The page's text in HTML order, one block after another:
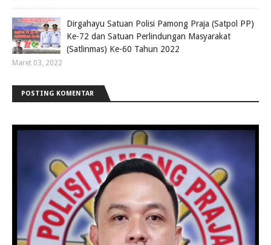
Dirgahayu Satuan Polisi Pamong Praja (Satpol PP)
Ke-72 dan Satuan Perlindungan Masyarakat
(Satlinmas) Ke-60 Tahun 2022
Maret 03, 2022
POSTING KOMENTAR